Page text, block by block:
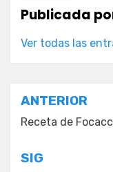
Publicada
Ver todas las
de
entradas
ANTERIOR
Receta de
SIG